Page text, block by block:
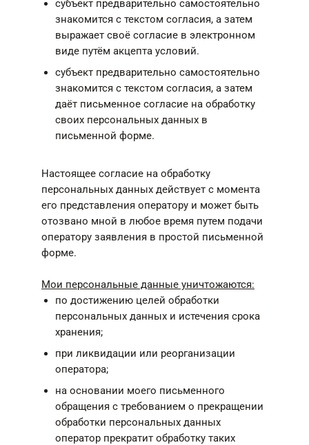
субъект предварительно самостоятельно
знакомится с текстом согласия, а затем
выражает своё согласие в электронном
виде путём акцепта условий.
субъект предварительно самостоятельно
знакомится с текстом согласия, а затем
даёт письменное согласие на обработку
своих персональных данных в
письменной форме.
Настоящее согласие на обработку
персональных данных действует с момента
его представления оператору и может быть
отозвано мной в любое время путем подачи
оператору заявления в простой письменной
форме.
Мои персональные данные уничтожаются:
по достижению целей обработки
персональных данных и истечения срока
хранения;
при ликвидации или реорганизации
оператора;
на основании моего письменного
обращения с требованием о прекращении
обработки персональных данных
оператор прекратит обработку таких